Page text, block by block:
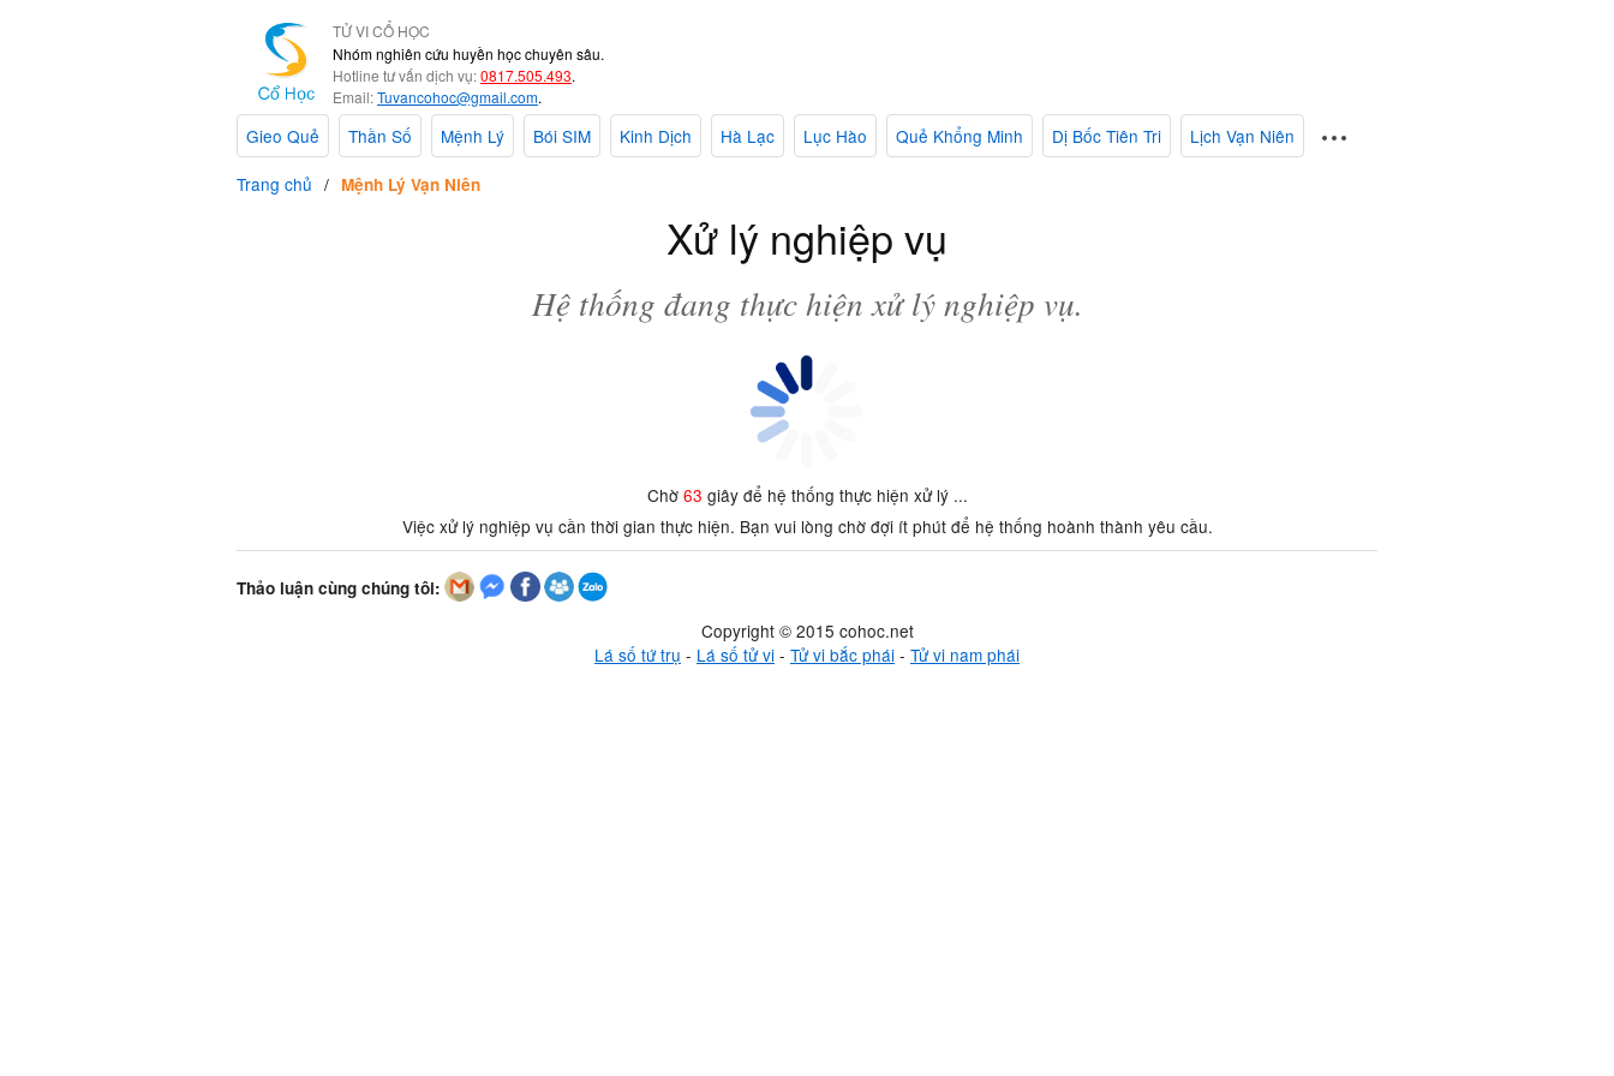
TỬ VI CỔ HỌC
Nhóm nghiên cứu huyền học chuyên sâu.
Hotline tư vấn dịch vụ:0817.505.493.
Email:Tuvancohoc@gmail.com.
Gieo Quẻ Thần Số Mệnh Lý Bói SIM Kinh Dịch Hà Lạc Lục Hào Quẻ Khổng Minh Dị Bốc Tiên Tri
Lịch Vạn Niên
Trang chủ
Mệnh Lý Vạn Niên
Xử lý nghiệp vụ
Hệ thống đang thực hiện xử lý nghiệp vụ.
Chờ 63 giây để hệ thống thực hiện xử lý ...
Việc xử lý nghiệp vụ cần thời gian thực hiện. Bạn vui lòng chờ đợi ít phút để hệ thống hoành thành yêu cầu.
Thảo luận cùng chúng tôi:
Copyright © 2015 cohoc.net
Lá số tứ trụ - Lá số tử vi - Tử vi bắc phái - Tử vi nam phái